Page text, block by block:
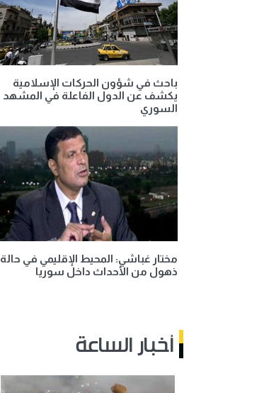
باحث في شؤون الحركات الإسلامية
يكشف عن الدول الفاعلة في المشهد
السوري
مختار غباشي: المحيط الإقليمي في حالة
ذهول من الأحداث داخل سوريا
أخبار الساعة